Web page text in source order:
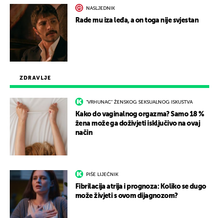
ZDRAVLJE
"VRHUNAC" ŽENSKOG SEKSUALNOG ISKUSTVA
Kako do vaginalnog orgazma? Samo 18 %
žena može ga doživjeti isključivo na ovaj
način
PIŠE LIJEČNIK
Fibrilacija atrija i prognoza: Koliko se dugo
može živjeti s ovom dijagnozom?
NASLJEDNIK
Rade mu iza leđa, a on toga nije svjestan